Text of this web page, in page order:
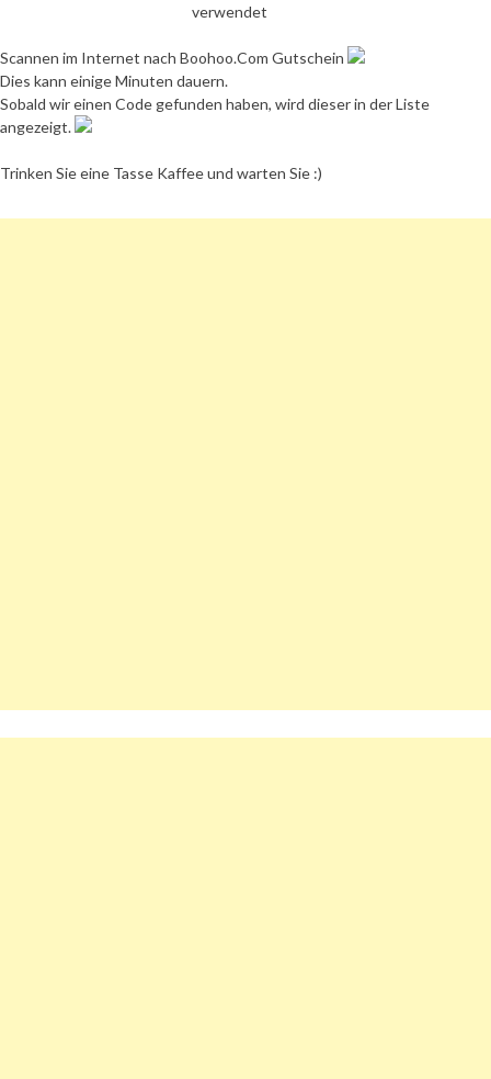
verwendet
Scannen im Internet nach Boohoo.Com Gutschein
Dies kann einige Minuten dauern.
Sobald wir einen Code gefunden haben, wird dieser in der Liste
angezeigt.
Trinken Sie eine Tasse Kaffee und warten Sie :)